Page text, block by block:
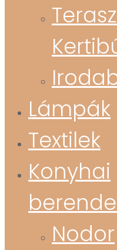
Lámpák
Textilek
Konyhai
Nodor